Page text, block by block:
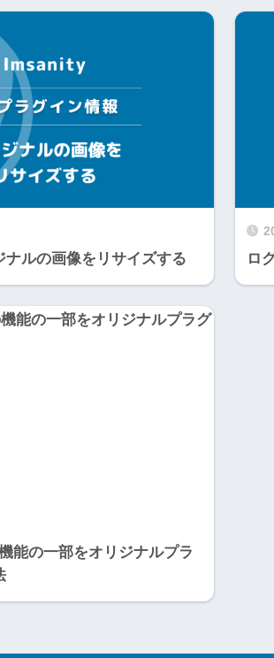
ルの画像をリサイズする ロ
能の一部をオリジナルプラ